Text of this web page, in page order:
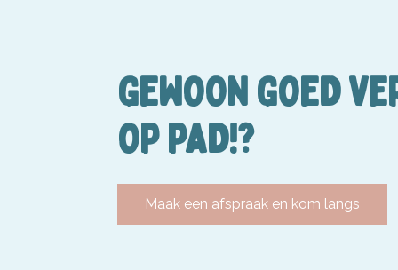
GEWOON GOED
OP PAD!?
Maak een afspraak en kom langs